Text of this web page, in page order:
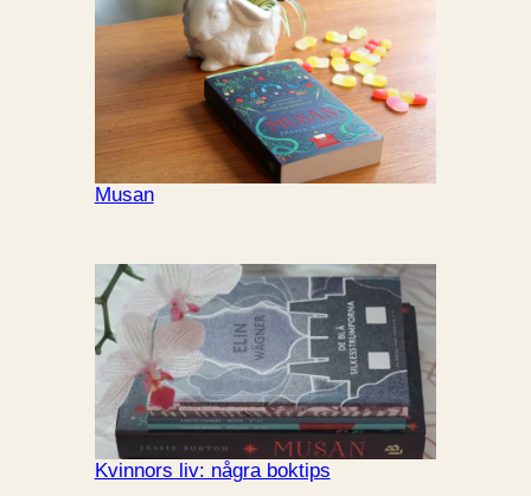
Musan
Kvinnors liv: några boktips